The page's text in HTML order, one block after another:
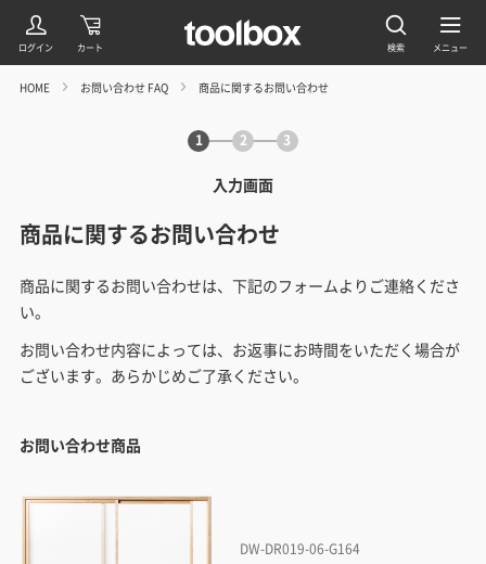
HOME お問い合わせ FAQ 商品に関するお問い合わせ
1 2 3
入力画面
商品に関するお問い合わせ
商品に関するお問い合わせは、下記のフォームよりご連絡くださ
い。
お問い合わせ内容によっては、お返事にお時間をいただく場合が
ございます。あらかじめご了承ください。
お問い合わせ商品
DW-DR019-06-G164